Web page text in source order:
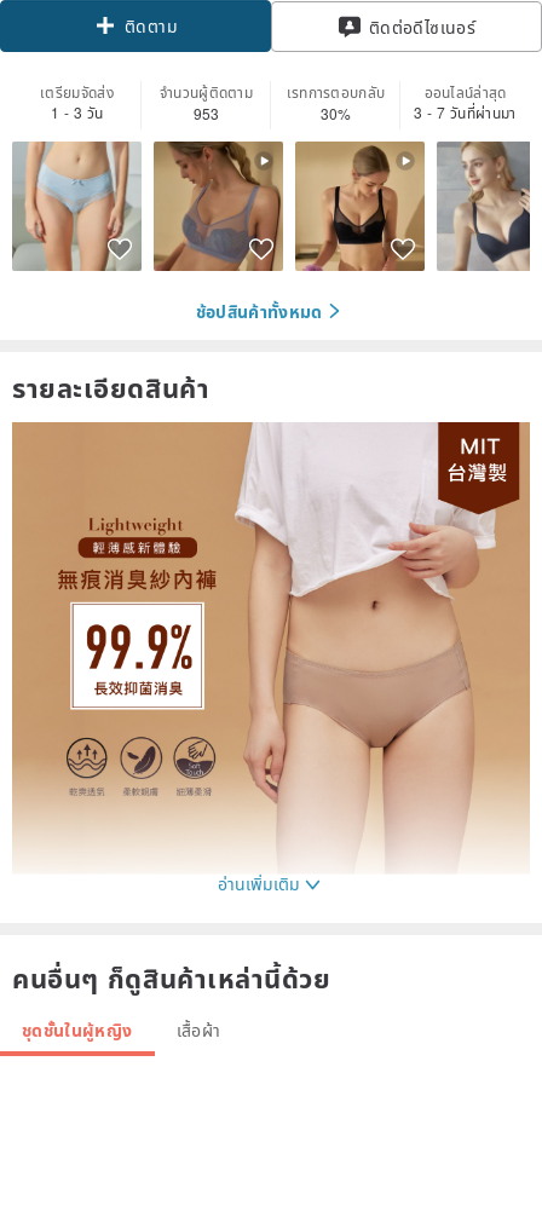
ติดตาม ติดต่อดีไซเนอร์
เตรียมจัดส่ง
1 - 3 วัน
จำนวนผู้ติดตาม
953
เรทการตอบกลับ
30%
ออนไลน์ล่าสุด
3 - 7 วันที่ผ่านมา
ช้อปสินค้าทั้งหมด
รายละเอียดสินค้า
อ่านเพิ่มเติม
คนอื่นๆ ก็ดูสินค้าเหล่านี้ด้วย
ชุดชั้นในผู้หญิง เสื้อผ้า